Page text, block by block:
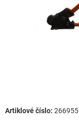
266955